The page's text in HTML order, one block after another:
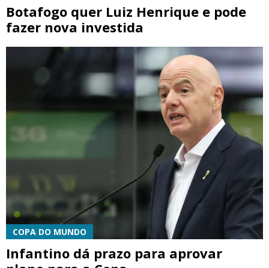
Botafogo quer Luiz Henrique e pode
fazer nova investida
COPA DO MUNDO
Infantino dá prazo para aprovar